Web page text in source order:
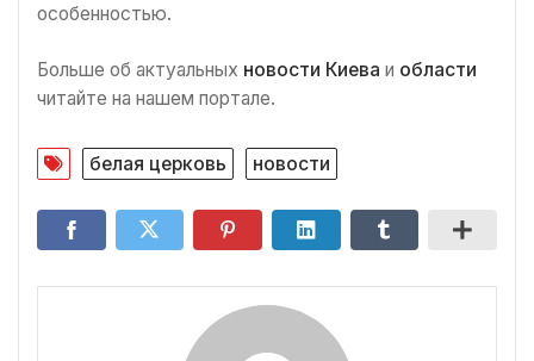
особенностью.
Больше об актуальных новости Киева и области
читайте на нашем портале.
белая церковь новости